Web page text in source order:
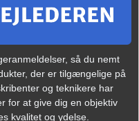
så du nemt
der er tilgængelige på
og teknikere har
for at give dig en objektiv
kvalitet og ydelse.